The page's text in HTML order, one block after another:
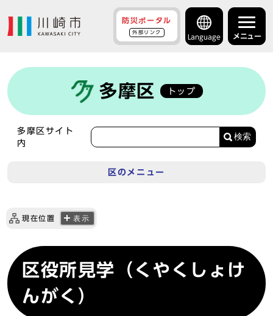
防災ポータル
外部リンク
Language メニュー
多摩区 トップ
多摩区サイト
内
検索
区のメニュー
現在位置 表示
区役所見学（くやくしょけ
んがく）